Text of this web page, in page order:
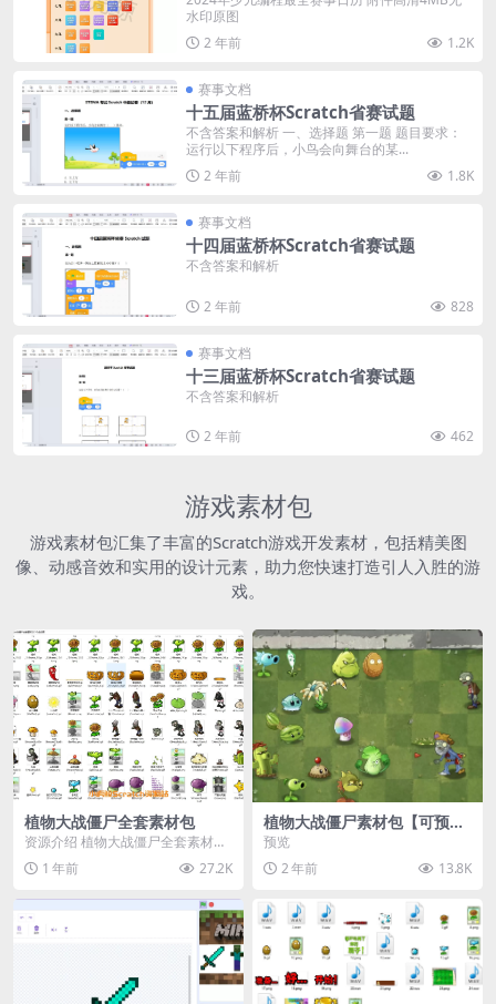
水印原图
2 年前
1.2K
赛事文档
十五届蓝桥杯Scratch省赛试题
不含答案和解析 一、选择题 第一题 题目要求：
运行以下程序后，小鸟会向舞台的某...
2 年前
1.8K
赛事文档
十四届蓝桥杯Scratch省赛试题
不含答案和解析
2 年前 828
赛事文档
十三届蓝桥杯Scratch省赛试题
不含答案和解析
2 年前 462
游戏素材包
游戏素材包汇集了丰富的Scratch游戏开发素材，包括精美图
像、动感音效和实用的设计元素，助力您快速打造引人入胜的游
戏。
植物大战僵尸全套素材包
资源介绍 植物大战僵尸全套素材
包，包含227个丰富多样的素材，
涵盖角色、背景、动...
1 年前 27.2K
植物大战僵尸素材包【可预
览】
预览
2 年前
13.8K